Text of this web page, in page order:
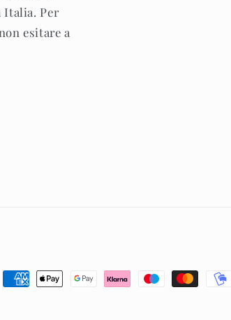
Italia. Per
esitare a
Metodi